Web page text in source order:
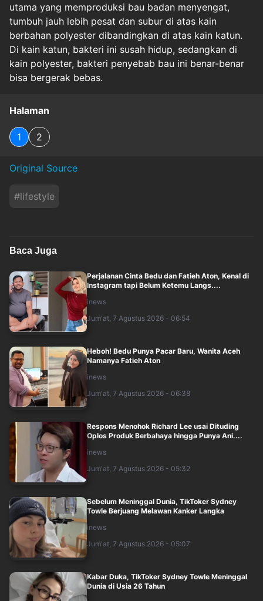
utama yang memproduksi bau badan menyengat,
tumbuh jauh lebih pesat dan subur di atas kain
berbahan polyester dibandingkan di atas kain katun.
Di kain katun, bakteri ini susah hidup, sedangkan di
kain polyester, bakteri penyebab bau ini benar-benar
bisa bergerak bebas.
Halaman
1 2
Original Source
#lifestyle
Baca Juga
Perjalanan Cinta Bedu dan Fatieh Aton, Kenal di
Instagram tapi Belum Ketemu Langs....
inews
Jum'at, 7 Agustus 2026 - 06:54
Heboh! Bedu Punya Pacar Baru, Wanita Aceh
Namanya Fatieh Aton
inews
Jum'at, 7 Agustus 2026 - 06:38
Respons Menohok Richard Lee usai Dituding
Oplos Produk Berbahaya hingga Punya Ani....
inews
Jum'at, 7 Agustus 2026 - 05:32
Sebelum Meninggal Dunia, TikToker Sydney
Towle Berjuang Melawan Kanker Langka
inews
Jum'at, 7 Agustus 2026 - 05:07
Kabar Duka, TikToker Sydney Towle Meninggal
Dunia di Usia 26 Tahun